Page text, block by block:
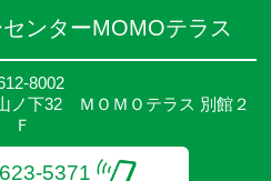
回,1回,臨時講座いろいろあります
、体験や講座開講を中止または延
、ご入会時にご説明をさせていた
ンターMOMOテラス
8002
ノ下32 ＭＯＭＯテラス 別館２
Ｆ
5371